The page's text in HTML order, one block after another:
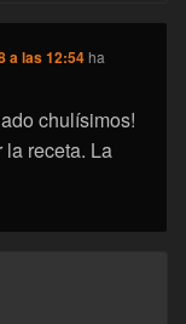
a las 12:54 ha
chulísimos!
la receta. La